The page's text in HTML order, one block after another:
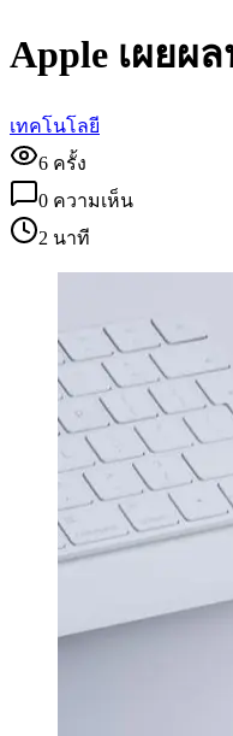
Apple เผยผ
เทคโนโลยี
6 ครั้ง
0 ความเห็น
2 นาที